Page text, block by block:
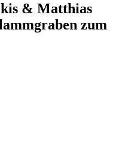
& Matthias
zum